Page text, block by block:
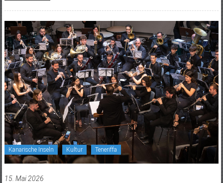
Kanarische Inseln Kultur Teneriffa
15. Mai 2026